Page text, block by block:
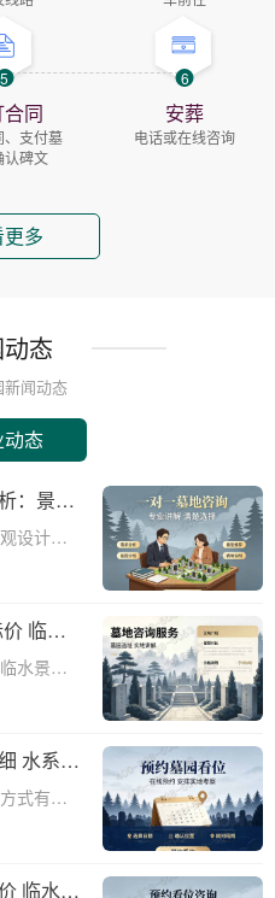
5
同
、支付墓
认碑文
6
安葬
电话或在线咨询
多
态
闻动态
态
：景观
读
设计和
择。本
以及家
的信息
临水
度解
水景观
☎ 通惠
一个合
水系养
式有了
家专业
的自然
临水景